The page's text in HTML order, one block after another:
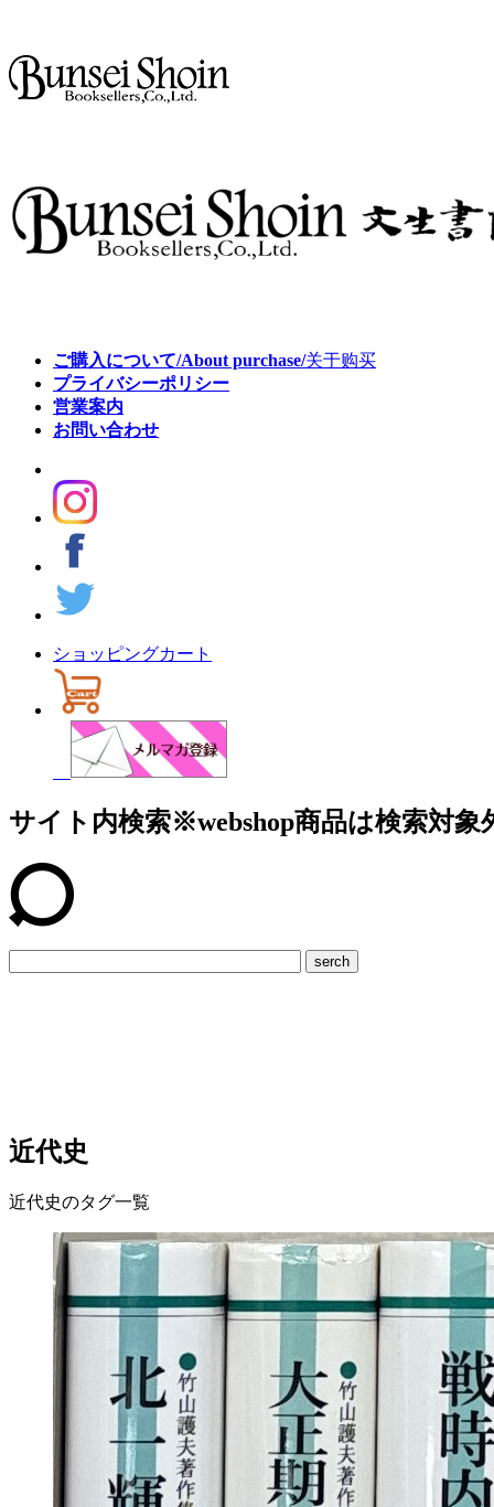
ご購入について/About purchase/关于购买
プライバシーポリシー
営業案内
お問い合わせ
ショッピングカート
サイト内検索※webshop商品は検索対象
serch
近代史
近代史のタグ一覧